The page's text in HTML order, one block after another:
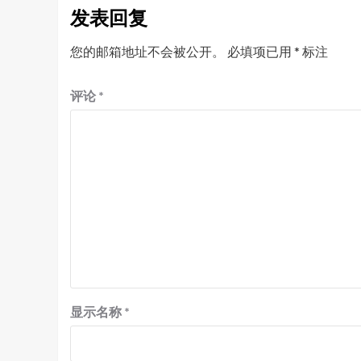
发表回复
您的邮箱地址不会被公开。 必填项已用 * 标注
评论 *
显示名称 *